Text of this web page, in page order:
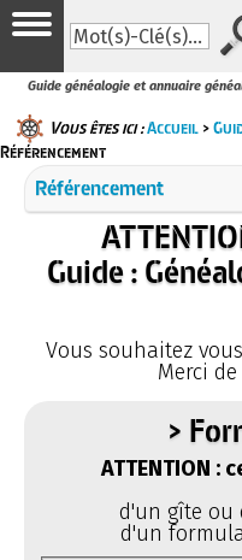
Guide généalogie et annuaire
Vous êtes ici :Accueil >
Référencement
Référencement
Guide :
Vous souhaitez
Merci de
>
ATTENTION
d'un gîte ou
d'un